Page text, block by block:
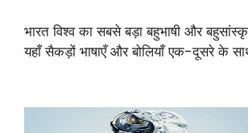
भारत विश्व का सबसे बड़ा बहुभाषी और
यहाँ सैकड़ों भाषाएँ और बोलियाँ एक-दूसरे के